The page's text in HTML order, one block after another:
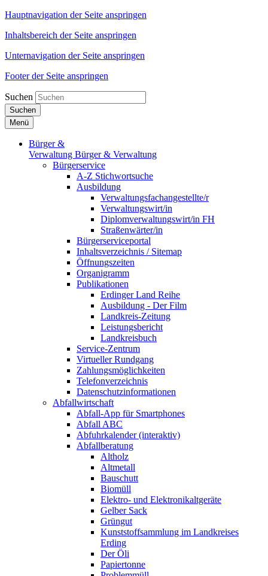
Hauptnavigation der Seite anspringen
Inhaltsbereich der Seite anspringen
Unternavigation der Seite anspringen
Footer der Seite anspringen
Suchen
Suchen
Menü
Bürger &
Verwaltung Bürger & Verwaltung
Bürgerservice
A-Z Stichwortsuche
Ausbildung
Verwaltungsfachangestellte/r
Verwaltungswirt/in
Diplomverwaltungswirt/in FH
Straßenwärter/in
Bürgerserviceportal
Inhaltsverzeichnis / Sitemap
Öffnungszeiten
Organigramm
Publikationen
Erdinger Land Reihe
Ausbildung - Der Film
Landkreis-Zeitung
Leistungsbericht
Landkreisbuch
Service-Zentrum
Virtueller Rundgang
Zahlungsmöglichkeiten
Telefonverzeichnis
Datenschutzinformationen
Abfallwirtschaft
Abfall-App für Smartphones
Abfall ABC
Abfuhrkalender (interaktiv)
Abfallberatung
Altholz
Altmetall
Bauschutt
Biomüll
Elektro- und Elektronikaltgeräte
Gelber Sack
Grüngut
Kunststoffsammlung im Landkreises
Erding
Der Öli
Papiertonne